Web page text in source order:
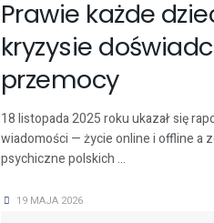
Prawie każde
kryzysie
przemocy
18 listopada 2025 roku ukazał się
wiadomości — życie online i offline a
psychiczne polskich ...
19 MAJA 2026